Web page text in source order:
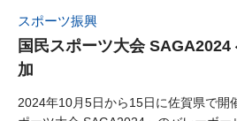
スポーツ振興
国民スポーツ大会
加
2024年10月5日から15日に佐賀県で開